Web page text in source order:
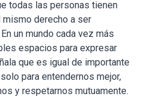
todas las personas tienen
mismo derecho a ser
un mundo cada vez más
espacios para expresar
que es igual de importante
para entendernos mejor,
y respetarnos mutuamente.